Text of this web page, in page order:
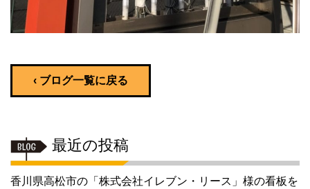
‹ ブログ一覧に戻る
最近の投稿
香川県高松市の「株式会社イレブン・リース」様の看板を